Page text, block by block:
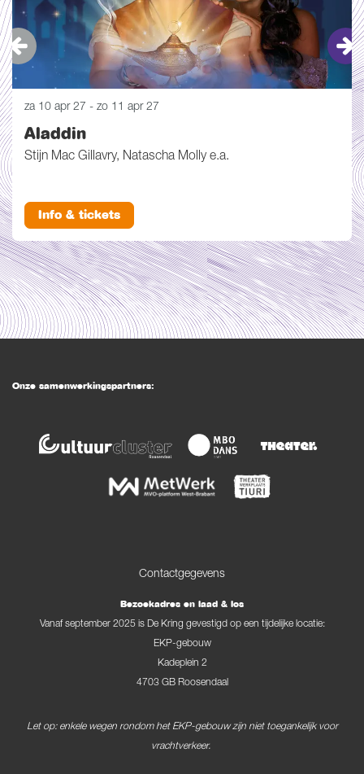
Aladdin
Stijn Mac Gillavry, Natascha Molly e.a.
za 10 apr 27 - zo 11 apr 27
Info & tickets
Onze samenwerkingspartners:
Contactgegevens
Bezoekadres en laad & los
Vanaf september 2025 is De Kring gevestigd op een tijdelijke locatie:
EKP-gebouw
Kadeplein 2
4703 GB Roosendaal
Let op: enkele wegen rondom het EKP-gebouw zijn niet toegankelijk voor
vrachtverkeer.